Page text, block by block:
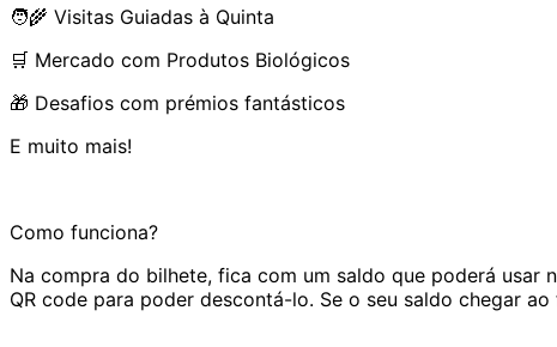
🧑‍🌾 Visitas Guiadas à Quinta
🛒 Mercado com Produtos Biológicos
🎁 Desafios com prémios fantásticos
E muito mais!
Como funciona?
Na compra do bilhete, fica com um saldo que poderá usar
QR code para poder descontá-lo. Se o seu saldo chegar